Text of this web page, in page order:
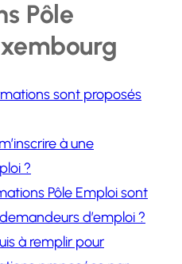
Pôle
sont proposés
à une
?
Pôle Emploi sont
d’emploi ?
à remplir pour